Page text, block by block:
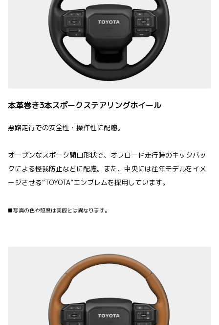
本革巻き3本スポークステアリングホイール
悪路走行での安全性・操作性に配慮。
オープンなスポーク開口形状で、オフロード走行時のキックバッ
クによる怪我防止などに配慮。また、中央には往年モデルをイメ
ージさせる“TOYOTA”エンブレムを採用しています。
■写真の色や照度は実際とは異なります。